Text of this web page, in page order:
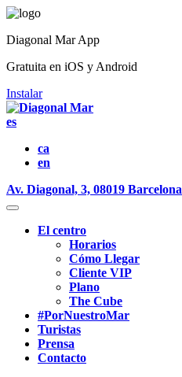
Diagonal Mar App
Gratuita en iOS y Android
Instalar
es
ca
en
Av. Diagonal, 3, 08019 Barcelona
El centro
Horarios
Cómo Llegar
Cliente VIP
Plano
The Cube
#PorNuestroMar
Turistas
Prensa
Contacto